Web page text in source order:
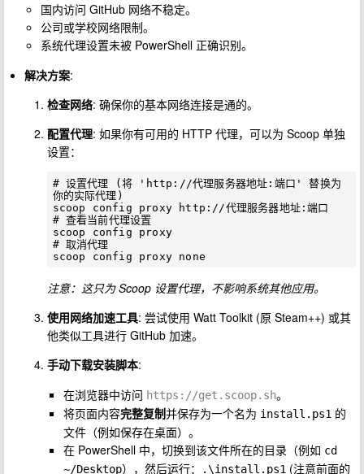
国内访问 GitHub 网络不稳定。
公司或学校网络限制。
系统代理设置未被 PowerShell 正确识别。
解决方案:
检查网络: 确保你的基本网络连接是通的。
配置代理: 如果你有可用的 HTTP 代理，可以为 Scoop 单独
设置：
# 设置代理 (将 'http://代理服务器地址:端口' 替换为
你的实际代理)
scoop config proxy http://代理服务器地址:端口
# 查看当前代理设置
scoop config proxy
# 取消代理
注意：这只为 Scoop 设置代理，不影响系统其他应用。
使用网络加速工具: 尝试使用 Watt Toolkit (原 Steam++) 或其
他类似工具进行 GitHub 加速。
手动下载安装脚本:
在浏览器中访问 https://get.scoop.sh。
将页面内容完整复制并保存为一个名为 install.ps1 的
文件（例如保存在桌面）。
在 PowerShell 中，切换到该文件所在的目录（例如 cd
~/Desktop），然后运行： .\install.ps1 (注意前面的